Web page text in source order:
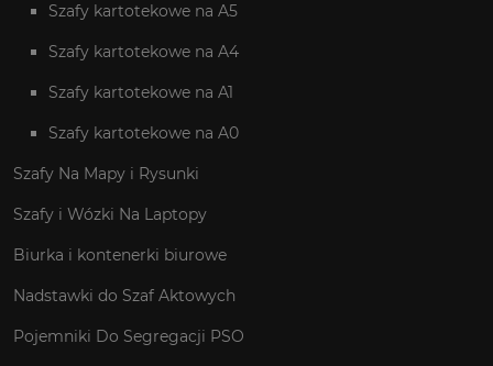
Szafy kartotekowe na A5
Szafy kartotekowe na A4
Szafy kartotekowe na A1
Szafy kartotekowe na A0
Szafy Na Mapy i Rysunki
Szafy i Wózki Na Laptopy
Biurka i kontenerki biurowe
Nadstawki do Szaf Aktowych
Pojemniki Do Segregacji PSO